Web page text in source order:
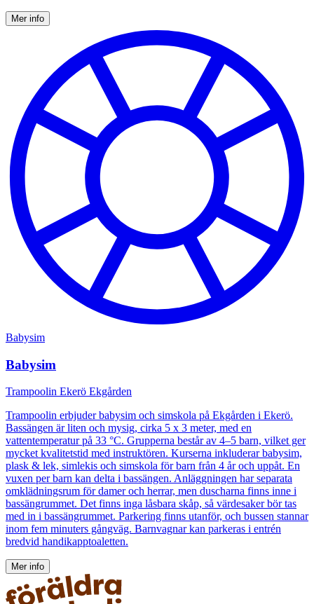
Mer info
Babysim
Babysim
Trampoolin Ekerö Ekgården
Trampoolin erbjuder babysim och simskola på Ekgården i Ekerö.
Bassängen är liten och mysig, cirka 5 x 3 meter, med en
vattentemperatur på 33 °C. Grupperna består av 4–5 barn, vilket ger
mycket kvalitetstid med instruktören. Kurserna inkluderar babysim,
plask & lek, simlekis och simskola för barn från 4 år och uppåt. En
vuxen per barn kan delta i bassängen. Anläggningen har separata
omklädningsrum för damer och herrar, men duscharna finns inne i
bassängrummet. Det finns inga låsbara skåp, så värdesaker bör tas
med in i bassängrummet. Parkering finns utanför, och bussen stannar
inom fem minuters gångväg. Barnvagnar kan parkeras i entrén
bredvid handikapptoaletten.
Mer info